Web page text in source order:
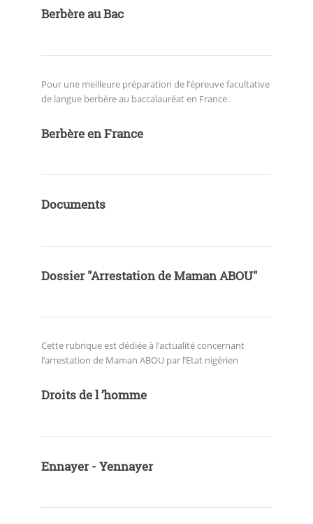
Berbère au Bac
Pour une meilleure préparation de l’épreuve facultative
de langue berbère au baccalauréat en France.
Berbère en France
Documents
Dossier "Arrestation de Maman ABOU"
Cette rubrique est dédiée à l’actualité concernant
l’arrestation de Maman ABOU par l’Etat nigérien
Droits de l ’homme
Ennayer - Yennayer